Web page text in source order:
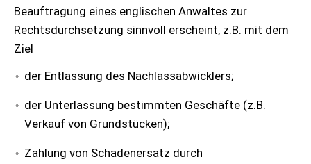
Beauftragung eines englischen Anwaltes zur
Rechtsdurchsetzung sinnvoll erscheint, z.B. mit dem
Ziel
der Entlassung des Nachlassabwicklers;
der Unterlassung bestimmten Geschäfte (z.B.
Verkauf von Grundstücken);
Zahlung von Schadenersatz durch